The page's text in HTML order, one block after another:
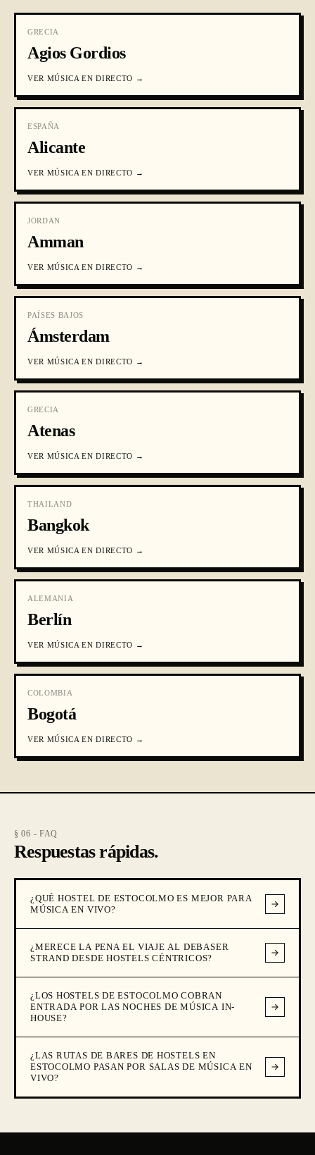
GRECIA
Agios Gordios
VER MÚSICA EN DIRECTO →
ESPAÑA
Alicante
VER MÚSICA EN DIRECTO →
JORDAN
Amman
VER MÚSICA EN DIRECTO →
PAÍSES BAJOS
Ámsterdam
VER MÚSICA EN DIRECTO →
GRECIA
Atenas
VER MÚSICA EN DIRECTO →
THAILAND
Bangkok
VER MÚSICA EN DIRECTO →
ALEMANIA
Berlín
VER MÚSICA EN DIRECTO →
COLOMBIA
Bogotá
VER MÚSICA EN DIRECTO →
§ 06 - FAQ
Respuestas rápidas.
¿QUÉ HOSTEL DE ESTOCOLMO ES MEJOR PARA
MÚSICA EN VIVO?
¿MERECE LA PENA EL VIAJE AL DEBASER
STRAND DESDE HOSTELS CÉNTRICOS?
¿LOS HOSTELS DE ESTOCOLMO COBRAN
ENTRADA POR LAS NOCHES DE MÚSICA IN-
HOUSE?
¿LAS RUTAS DE BARES DE HOSTELS EN
ESTOCOLMO PASAN POR SALAS DE MÚSICA EN
VIVO?